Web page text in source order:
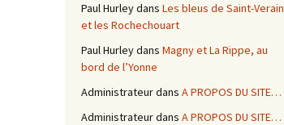
Paul Hurleydans Les bleus de Saint-Verain
et les Rochechouart
Paul Hurleydans Magny et La Rippe, au
bord de l’Yonne
Administrateurdans A PROPOS DU SITE…
Administrateurdans A PROPOS DU SITE…